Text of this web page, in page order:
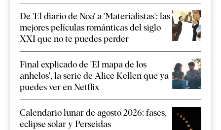
De 'El diario de Noa' a 'Materialistas': las
mejores películas románticas del siglo
XXI que no te puedes perder
Final explicado de 'El mapa de los
anhelos', la serie de Alice Kellen que ya
puedes ver en Netflix
Calendario lunar de agosto 2026: fases,
eclipse solar y Perseidas